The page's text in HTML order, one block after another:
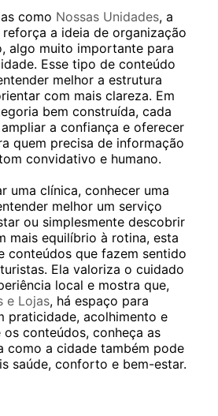
como Nossas Unidades, a
a ideia de organização
algo muito importante para
Esse tipo de conteúdo
melhor a estrutura
com mais clareza. Em
bem construída, cada
a confiança e oferecer
quem precisa de informação
convidativo e humano.
uma clínica, conhecer uma
melhor um serviço
ou simplesmente descobrir
mais equilíbrio à rotina, esta
conteúdos que fazem sentido
Ela valoriza o cuidado
local e mostra que,
e Lojas, há espaço para
praticidade, acolhimento e
conteúdos, conheça as
como a cidade também pode
saúde, conforto e bem-estar.